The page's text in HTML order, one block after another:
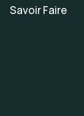
Savoir Faire